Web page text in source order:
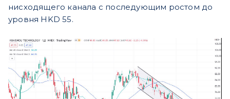
нисходящего канала с последующим ростом до
уровня HKD 55.